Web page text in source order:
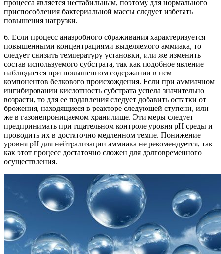
процесса является нестабильным, поэтому для нормального
приспособления бактериальной массы следует избегать
повышения нагрузки.
6. Если процесс анаэробного сбраживания характеризуется
повышенными концентрациями выделяемого аммиака, то
следует снизить температуру установки, или же изменить
состав используемого субстрата, так как подобное явление
наблюдается при повышенном содержании в нем
компонентов белкового происхождения. Если при аммиачном
ингибировании кислотность субстрата успела значительно
возрасти, то для ее подавления следует добавить остатки от
брожения, находящиеся в реакторе следующей ступени, или
же в газонепроницаемом хранилище. Эти меры следует
предпринимать при тщательном контроле уровня рН среды и
проводить их в достаточно медленном темпе. Понижение
уровня рН для нейтрализации аммиака не рекомендуется, так
как этот процесс достаточно сложен для долговременного
осуществления.